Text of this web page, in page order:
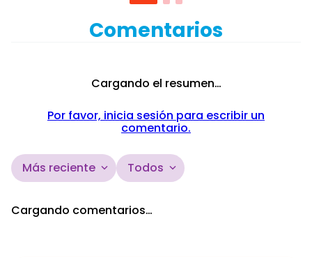
Comentarios
Cargando el resumen…
Por favor, inicia sesión para escribir un
comentario.
Más reciente Todos
Cargando comentarios…